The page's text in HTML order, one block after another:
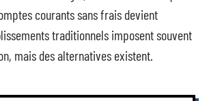
courants sans frais devient
traditionnels imposent souvent
mais des alternatives existent.